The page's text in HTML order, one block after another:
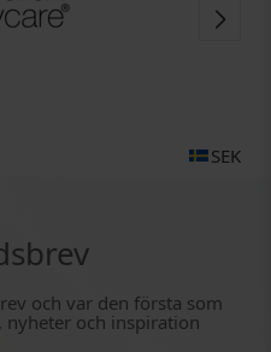
SEK
och var den första som
nyheter och inspiration